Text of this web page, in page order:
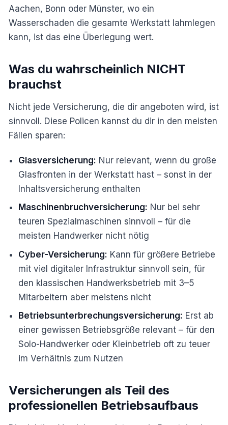
Aachen, Bonn oder Münster, wo ein
Wasserschaden die gesamte Werkstatt lahmlegen
kann, ist das eine Überlegung wert.
Was du wahrscheinlich NICHT
brauchst
Nicht jede Versicherung, die dir angeboten wird, ist
sinnvoll. Diese Policen kannst du dir in den meisten
Fällen sparen:
Glasversicherung: Nur relevant, wenn du große
Glasfronten in der Werkstatt hast – sonst in der
Inhaltsversicherung enthalten
Maschinenbruchversicherung: Nur bei sehr
teuren Spezialmaschinen sinnvoll – für die
meisten Handwerker nicht nötig
Cyber-Versicherung: Kann für größere Betriebe
mit viel digitaler Infrastruktur sinnvoll sein, für
den klassischen Handwerksbetrieb mit 3–5
Mitarbeitern aber meistens nicht
Betriebsunterbrechungsversicherung: Erst ab
einer gewissen Betriebsgröße relevant – für den
Solo-Handwerker oder Kleinbetrieb oft zu teuer
im Verhältnis zum Nutzen
Versicherungen als Teil des
professionellen Betriebsaufbaus